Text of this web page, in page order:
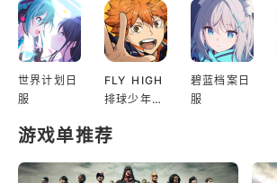
SQUAD UP WITH FRIENDS -
friends around the world or in the
EPIC UPDATES & EVENTS -
serious and insane new looks for
世界计划日
服
FLY HIGH
排球少年日
碧蓝档案日
服
游戏单推荐